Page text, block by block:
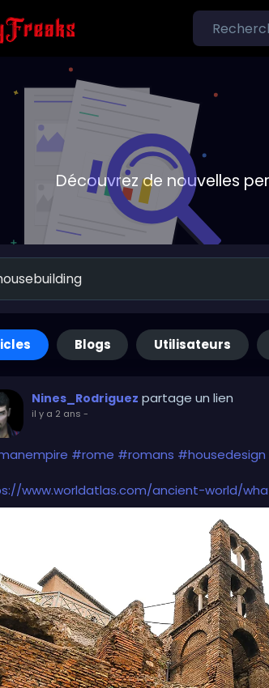
Découvrez de nouvelles
Blogs Utilisateurs
Nines_Rodriguez partage un lien
il y a 2 ans -
#rome #romans #housedesign
www.worldatlas.com/ancient-world/